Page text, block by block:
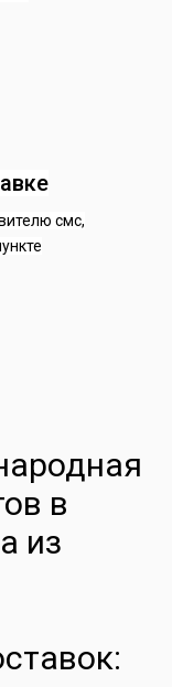
смс,
в
из